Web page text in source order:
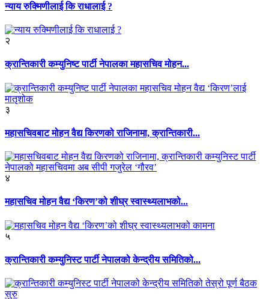
न्याय रुक्मिणीलाई कि राधालाई ?
२
क्रान्तिकारी कम्युनिष्ट पार्टी नेपालका महासचिव मोहन...
३
महासचिवबाट मोहन वैद्य किरणको राजिनामा, क्रान्तिकारी...
४
महासचिव मोहन वैद्य ‘किरण’को शीघ्र स्वास्थ्यलाभको...
५
क्रान्तिकारी कम्युनिस्ट पार्टी नेपालको केन्द्रीय समितिको...